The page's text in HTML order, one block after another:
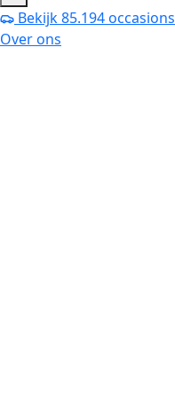
Bekijk85.194occasions
Over ons